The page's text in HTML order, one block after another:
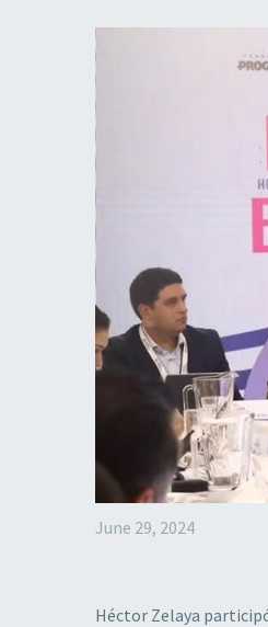
June 29, 2024
Héctor Zelaya